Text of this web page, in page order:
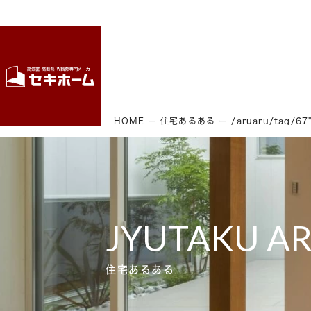
HOME 住宅あるある /aruaru/tag/
JYUTAKU
住宅あるある